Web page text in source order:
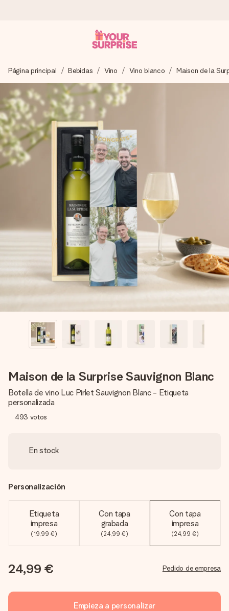
Preparamos tu regalo con cuidado y lo enviamos al vuelo,
para que lo entregues en el momento perfecto, cuando más
importa.
4,5 (basado en +15.000 opiniones)
Nuestros regalos inspiran. Los clientes nos dan un 4,5 en
Google Reviews.
Tarjeta de felicitación gratuita
Crea algo único en pocos pasos – con su nombre, tu foto o
un mensaje que llegue al corazón. Sin complicaciones, solo
todo el amor para el momento.
Página principal Bebidas Vino Vino blanco Maison de la
Maison de la Surprise Sauvignon Blanc
Botella de vino Luc Pirlet Sauvignon Blanc - Etiqueta
personalizada
493 votos
En stock
Personalización
Etiqueta
impresa
(19,99 €)
Con tapa
grabada
(24,99 €)
Con tapa
impresa
(24,99 €)
24,99 € Pedido de empresa
Empieza a personalizar